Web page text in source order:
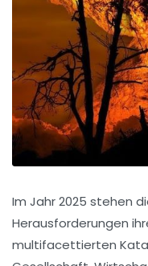
Im Jahr 2025 stehen
Herausforderungen
multifacettierten